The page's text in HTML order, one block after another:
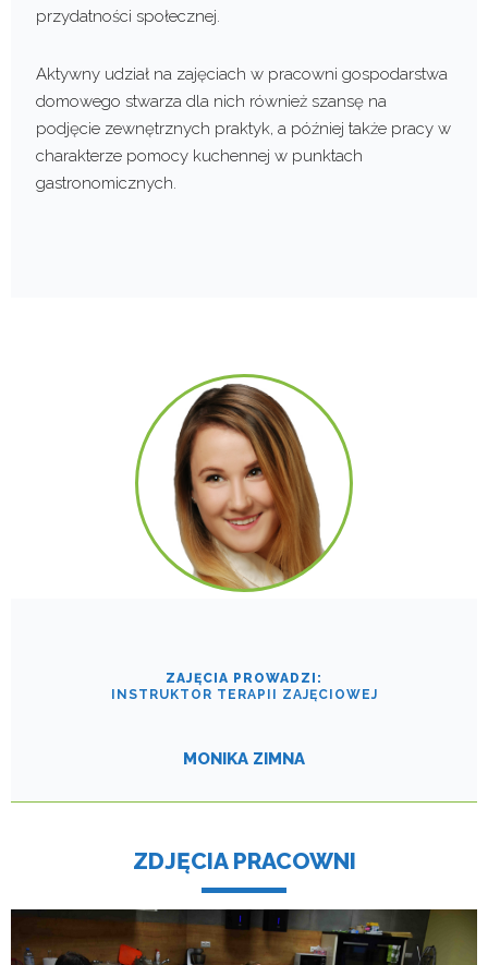
przydatności społecznej.
Aktywny udział na zajęciach w pracowni gospodarstwa
domowego stwarza dla nich również szansę na
podjęcie zewnętrznych praktyk, a później także pracy w
charakterze pomocy kuchennej w punktach
gastronomicznych.
ZAJĘCIA PROWADZI:
INSTRUKTOR TERAPII ZAJĘCIOWEJ
MONIKA ZIMNA
ZDJĘCIA PRACOWNI